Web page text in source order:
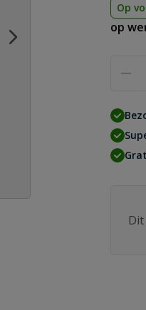
Op
op